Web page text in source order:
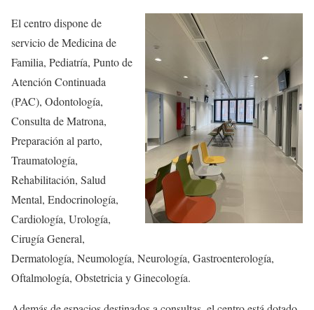
El centro dispone de
servicio de Medicina de
Familia, Pediatría, Punto de
Atención Continuada
(PAC), Odontología,
Consulta de Matrona,
Preparación al parto,
Traumatología,
Rehabilitación, Salud
Mental, Endocrinología,
Cardiología, Urología,
Cirugía General,
Dermatología, Neumología, Neurología, Gastroenterología,
Oftalmología, Obstetricia y Ginecología.